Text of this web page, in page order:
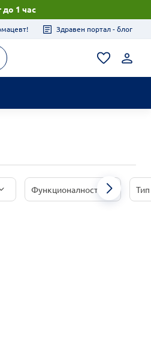
1 час
Здравен портал - блог
Функционалност